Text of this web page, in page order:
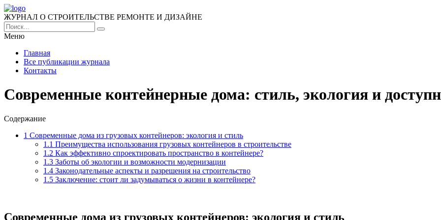
ЖУРНАЛ О СТРОИТЕЛЬСТВЕ РЕМОНТЕ И ДИЗАЙНЕ
Меню
Главная
Все публикации журнала
Контакты
Современные контейнерные дома: стиль, экология и
Содержание
1 Современные дома из грузовых контейнеров: экология и стиль
1.1 Преимущества использования грузовых контейнеров в строительстве
1.2 Как эффективно спроектировать пространство в контейнере?
1.3 Заботы об экологии и возможности модернизации
1.4 Законодательные аспекты и разрешения на строительство
1.5 Заключение: стоит ли задумываться о жизни в контейнере?
Современные дома из грузовых контейнеров: экология и стиль